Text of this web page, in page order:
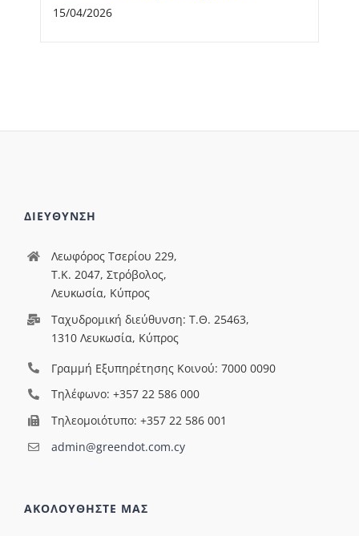
15/04/2026
ΔΙΕΥΘΥΝΣΗ
Λεωφόρος Τσερίου 229,
T.Κ. 2047, Στρόβολος,
Λευκωσία, Κύπρος
Ταχυδρομική διεύθυνση: Τ.Θ. 25463,
1310 Λευκωσία, Κύπρος
Γραμμή Εξυπηρέτησης Κοινού: 7000 0090
Τηλέφωνο: +357 22 586 000
Τηλεομοιότυπο: +357 22 586 001
admin@greendot.com.cy
ΑΚΟΛΟΥΘΗΣΤΕ ΜΑΣ